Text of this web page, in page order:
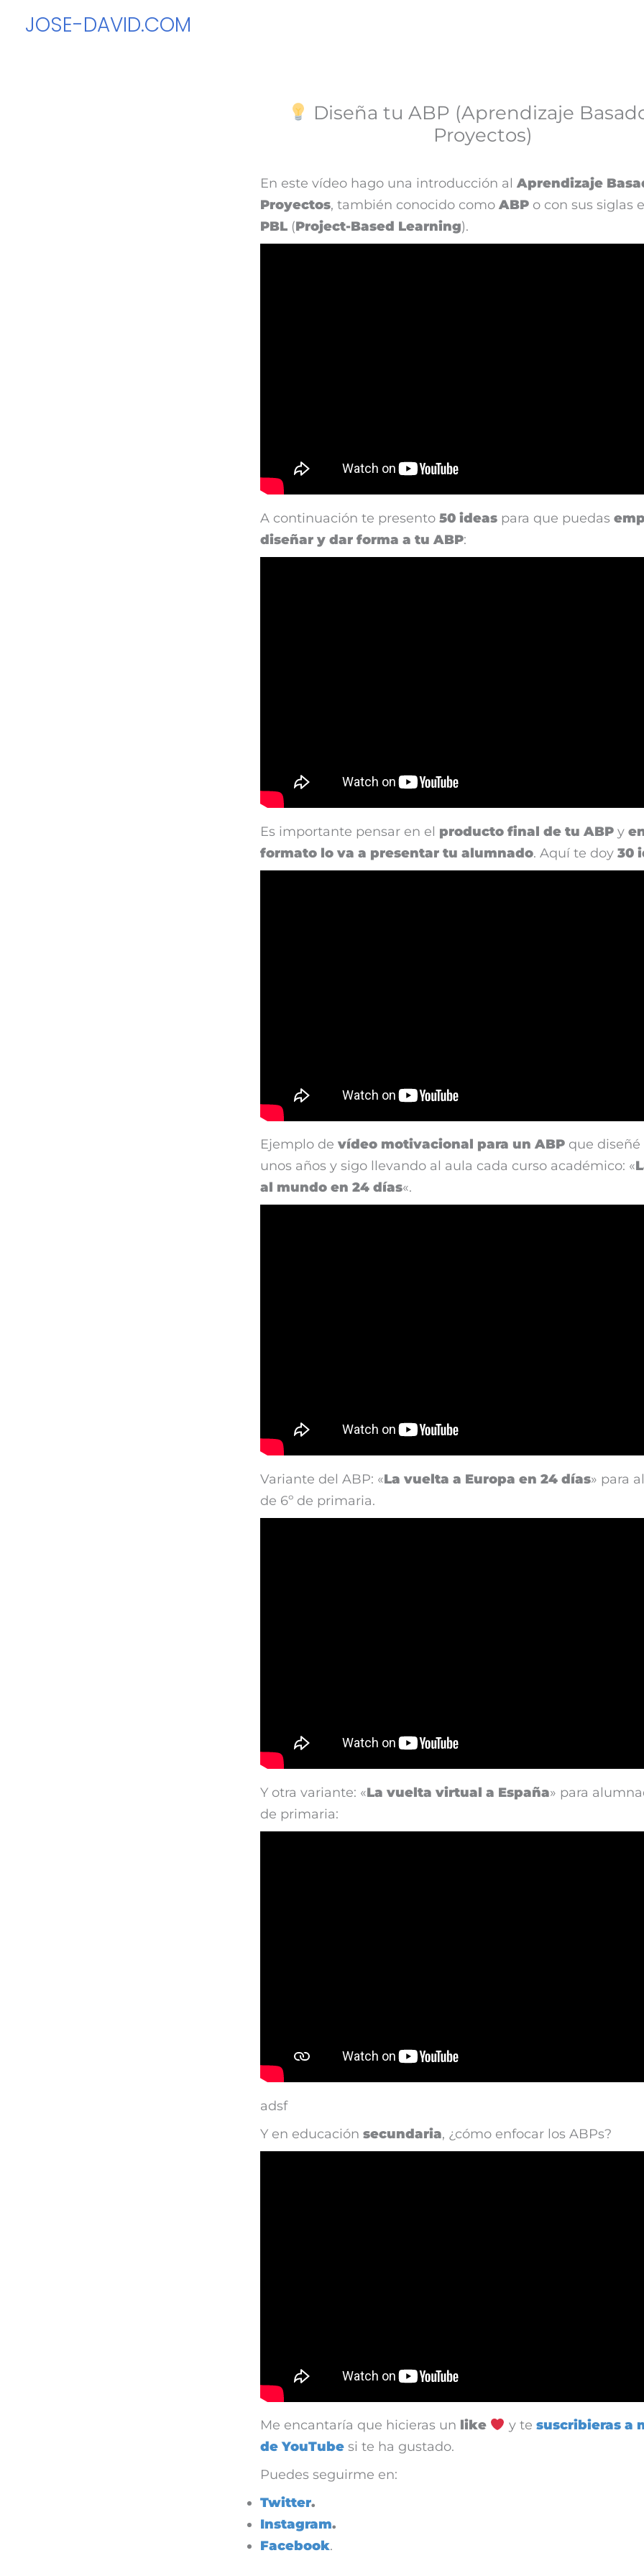
JOSE-DAVID.COM
Diseña tu ABP (Aprendizaje
Proyectos)
En este vídeo hago una introducción al Aprendizaje
Proyectos, también conocido como ABP o con sus siglas
PBL (Project-Based Learning).
A continuación te presento 50 ideas para que puedas
diseñar y dar forma a tu ABP:
Es importante pensar en el producto final de tu ABP y
formato lo va a presentar tu alumnado. Aquí te doy 30
Ejemplo de vídeo motivacional para un ABP que diseñé
unos años y sigo llevando al aula cada curso académico: «
al mundo en 24 días«.
Variante del ABP: «La vuelta a Europa en 24 días» para
de 6º de primaria.
Y otra variante: «La vuelta virtual a España» para
de primaria:
adsf
Y en educación secundaria, ¿cómo enfocar los ABPs?
Me encantaría que hicieras un like y te suscribieras a
de YouTube si te ha gustado.
Puedes seguirme en:
Twitter.
Instagram.
Facebook.